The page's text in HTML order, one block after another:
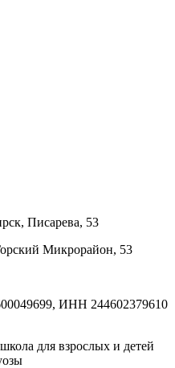
, Писарева, 53
Микрорайон, 53
ИНН 244602379610
для взрослых и детей